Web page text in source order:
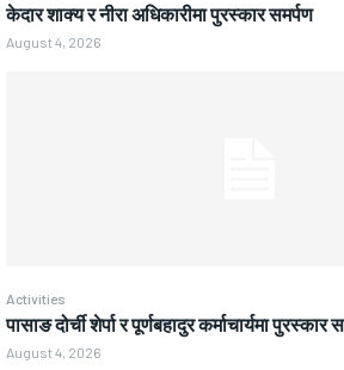
केदार शाक्य र नीरा अधिकारीमा पुरस्कार समर्पण
August 4, 2026
Activities
पासाङ दोर्ची शेर्पा र पूर्णबहादुर कर्माचार्यमा पुरस्कार
August 4, 2026